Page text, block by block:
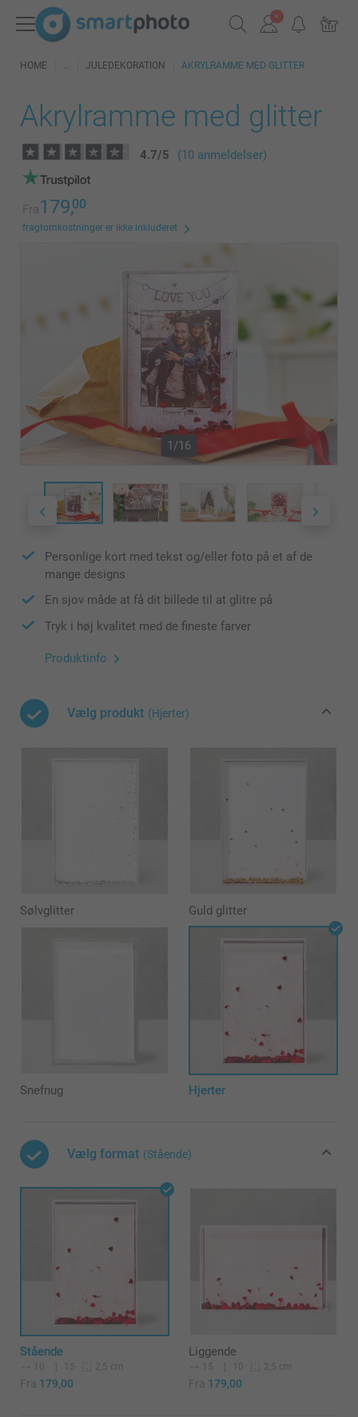
HOME JULEDEKORATION AKRYLRAMME MED GLITTER
Akrylramme med glitter
4.7/5 (10 anmeldelser)
Fra179,00
fragtomkostninger er ikke inkluderet
1/16
Personlige kort med tekst og/eller foto på et af de
mange designs
En sjov måde at få dit billede til at glitre på
Tryk i høj kvalitet med de fineste farver
Produktinfo
Vælg produkt (Hjerter)
Sølvglitter Guld glitter
Snefnug Hjerter
Vælg format (Stående)
Stående
10 15 2,5 cm
Fra 179,00
Liggende
15 10 2,5 cm
Fra 179,00